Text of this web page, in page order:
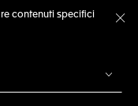
contenuti specifici